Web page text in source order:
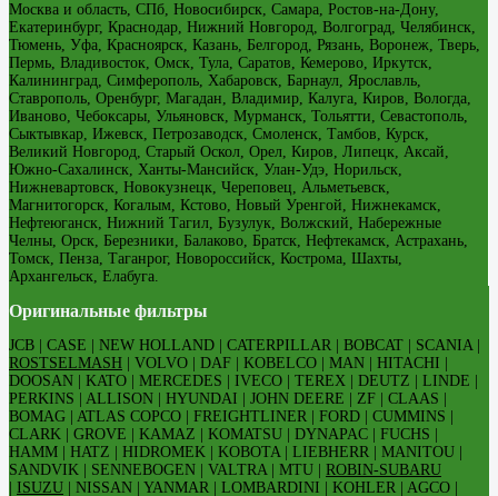
Москва и область, СПб, Новосибирск, Самара, Ростов-на-Дону,
Екатеринбург, Краснодар, Нижний Новгород, Волгоград, Челябинск,
Тюмень, Уфа, Красноярск, Казань, Белгород, Рязань, Воронеж, Тверь,
Пермь, Владивосток, Омск, Тула, Саратов, Кемерово, Иркутск,
Калининград, Симферополь, Хабаровск, Барнаул, Ярославль,
Ставрополь, Оренбург, Магадан, Владимир, Калуга, Киров, Вологда,
Иваново, Чебоксары, Ульяновск, Мурманск, Тольятти, Севастополь,
Сыктывкар, Ижевск, Петрозаводск, Смоленск, Тамбов, Курск,
Великий Новгород, Старый Оскол, Орел, Киров, Липецк, Аксай,
Южно-Сахалинск, Ханты-Мансийск, Улан-Удэ, Норильск,
Нижневартовск, Новокузнецк, Череповец, Альметьевск,
Магнитогорск, Когалым, Кстово, Новый Уренгой, Нижнекамск,
Нефтеюганск, Нижний Тагил, Бузулук, Волжский, Набережные
Челны, Орск, Березники, Балаково, Братск, Нефтекамск, Астрахань,
Томск, Пенза, Таганрог, Новороссийск, Кострома, Шахты,
Архангельск, Елабуга.
Оригинальные фильтры
JCB | CASE | NEW HOLLAND | CATERPILLAR | BOBCAT | SCANIA |
ROSTSELMASH | VOLVO | DAF | KOBELCO | MAN | HITACHI |
DOOSAN | KATO | MERCEDES | IVECO | TEREX | DEUTZ | LINDE |
PERKINS | ALLISON | HYUNDAI | JOHN DEERE | ZF | CLAAS |
BOMAG | ATLAS COPCO | FREIGHTLINER | FORD | CUMMINS |
CLARK | GROVE | KAMAZ | KOMATSU | DYNAPAC | FUCHS |
HAMM | HATZ | HIDROMEK | KOBOTA | LIEBHERR | MANITOU |
SANDVIK | SENNEBOGEN | VALTRA | MTU | ROBIN-SUBARU
ISUZU | NISSAN | YANMAR | LOMBARDINI | KOHLER | AGCO |